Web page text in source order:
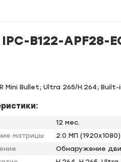
B122-APF28-
Mini Bullet; Ultra 265/H.264; Built-
12 мес.
матрицы
2.0 МП (1920х1080)
Обнаружение